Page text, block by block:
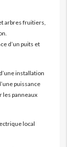
arbres fruitiers,
d’un puits et
installation
puissance
les panneaux
local